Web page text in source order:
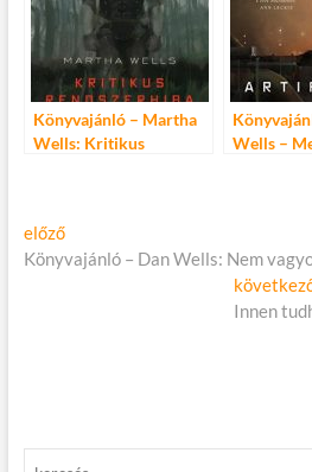
Könyvajánló – Martha
Wells: Kritikus
Wells –
Bejegyzés
navigáció
előzőElőző
cikk:
Könyvajánló – Dan Wells: Nem
Innen